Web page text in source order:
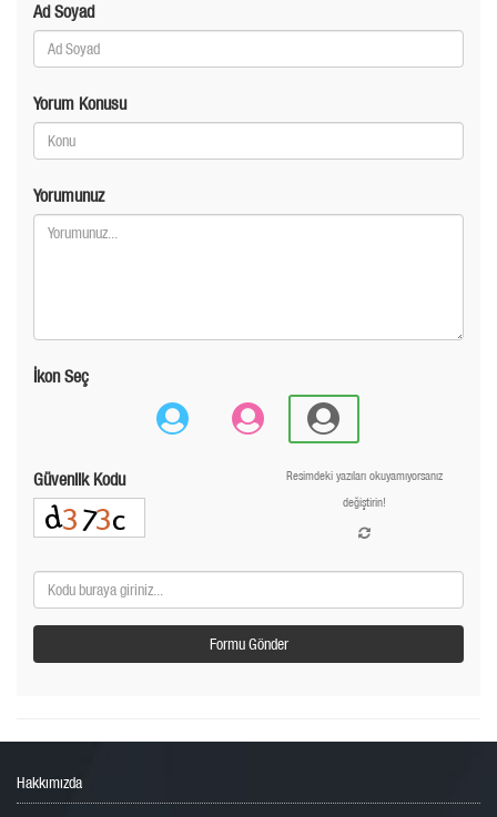
Ad Soyad
Yorum Konusu
Yorumunuz
İkon Seç
Güvenlik Kodu
Resimdeki yazıları okuyamıyorsanız
değiştirin!
Hakkımızda